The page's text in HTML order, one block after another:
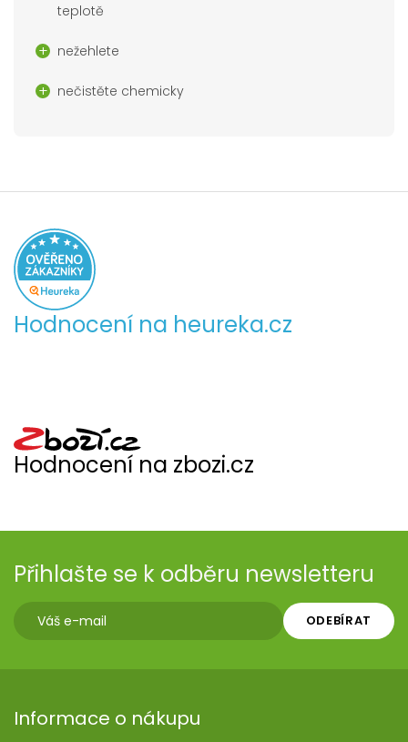
teplotě
nežehlete
nečistěte chemicky
Hodnocení na heureka.cz
Hodnocení na zbozi.cz
Přihlašte se k odběru newsletteru
ODEBÍRAT
Informace o nákupu